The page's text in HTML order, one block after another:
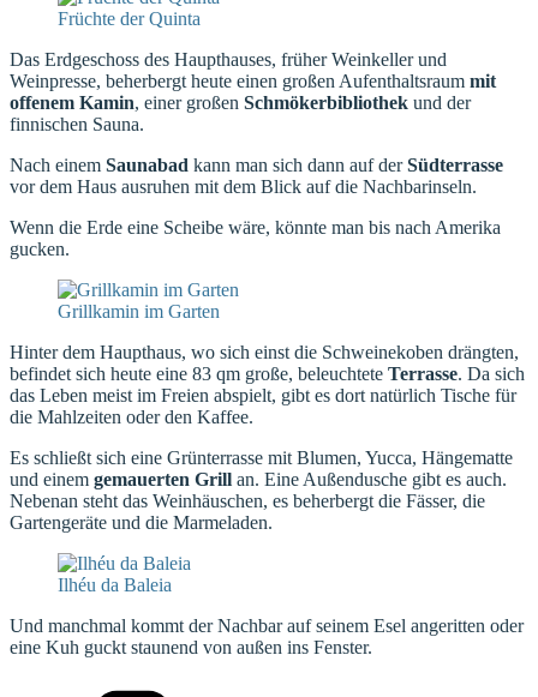
Früchte der Quinta
Das Erdgeschoss des Haupthauses, früher Weinkeller und
Weinpresse, beherbergt heute einen großen Aufenthaltsraum mit
offenem Kamin, einer großen Schmökerbibliothek und der
finnischen Sauna.
Nach einem Saunabad kann man sich dann auf derSüdterrasse
vor dem Haus ausruhen mit dem Blick auf die Nachbarinseln.
Wenn die Erde eine Scheibe wäre, könnte man bis nach Amerika
gucken.
Grillkamin im Garten
Hinter dem Haupthaus, wo sich einst die Schweinekoben drängten,
befindet sich heute eine 83 qm große, beleuchtete Terrasse. Da sich
das Leben meist im Freien abspielt, gibt es dort natürlich Tische für
die Mahlzeiten oder den Kaffee.
Es schließt sich eine Grünterrasse mit Blumen, Yucca, Hängematte
und einem gemauerten Grill an. Eine Außendusche gibt es auch.
Nebenan steht das Weinhäuschen, es beherbergt die Fässer, die
Gartengeräte und die Marmeladen.
Ilhéu da Baleia
Und manchmal kommt der Nachbar auf seinem Esel angeritten oder
eine Kuh guckt staunend von außen ins Fenster.